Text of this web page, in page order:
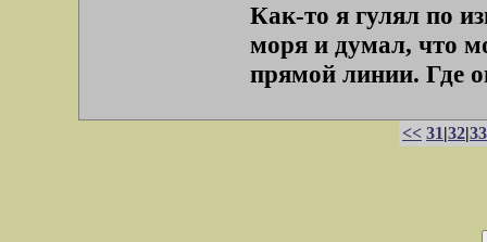
Как-то я гулял по
моря и думал, что
прямой линии. Где
<< 31|32|33